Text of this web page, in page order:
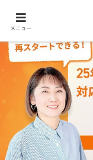
メニュー